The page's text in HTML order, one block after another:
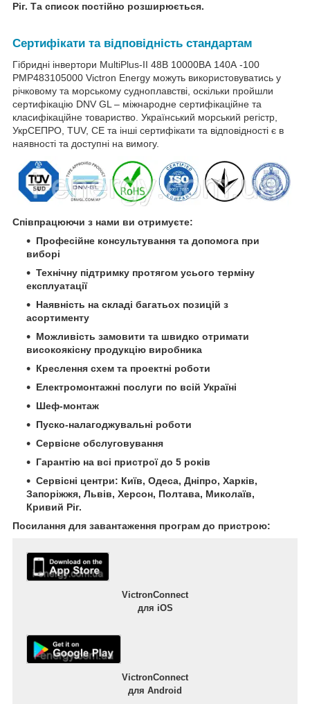
Ріг. Та список постійно розширюється.
Сертифікати та відповідність стандартам
Гібридні інвертори MultiPlus-II 48В 10000ВА 140А -100
PMP483105000 Victron Energy можуть використовуватись у
річковому та морському судноплавстві, оскільки пройшли
сертифікацію DNV GL – міжнародне сертифікаційне та
класифікаційне товариство. Український морський регістр,
УкрСЕПРО, TUV, CE та інші сертифікати та відповідності є в
наявності та доступні на вимогу.
Співпрацюючи з нами ви отримуєте:
Професійне консультування та допомога при
виборі
Технічну підтримку протягом усього терміну
експлуатації
Наявність на складі багатьох позицій з
асортименту
Можливість замовити та швидко отримати
високоякісну продукцію виробника
Креслення схем та проектні роботи
Електромонтажні послуги по всій Україні
Шеф-монтаж
Пуско-налагоджувальні роботи
Сервісне обслуговування
Гарантію на всі пристрої до 5 років
Сервісні центри: Київ, Одеса, Дніпро, Харків,
Запоріжжя, Львів, Херсон, Полтава, Миколаїв,
Кривий Ріг.
Посилання для завантаження програм до пристрою:
VictronConnect
для iOS
VictronConnect
для Android